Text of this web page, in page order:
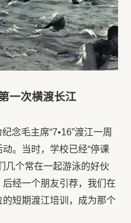
一次横渡长江
纪念毛主席“7•16”渡江一周
。当时，学校已经“停课
几个常在一起游泳的好伙
经一个朋友引荐，我们在
短期渡江培训，成为那个